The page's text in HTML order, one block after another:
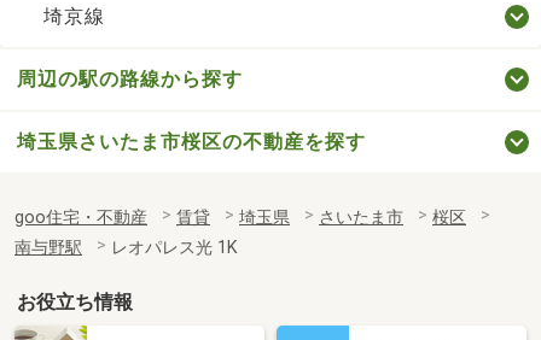
埼京線
周辺の駅の路線から探す
埼玉県さいたま市桜区の不動産を探す
goo住宅・不動産 賃貸 埼玉県 さいたま市
桜区
南与野駅
レオパレス光 1K
お役立ち情報